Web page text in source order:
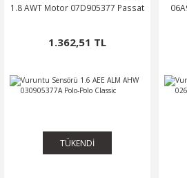
1.8 AWT Motor 07D905377 Passat
1.362,51 TL
TÜKENDİ